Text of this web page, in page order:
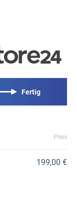
Fertig
Preis
199,00 €